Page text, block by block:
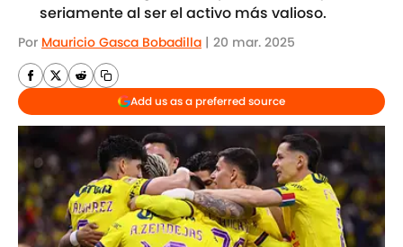
seriamente al ser el activo más valioso.
Por Mauricio Gasca Bobadilla | 20 mar. 2025
Add us as a preferred source